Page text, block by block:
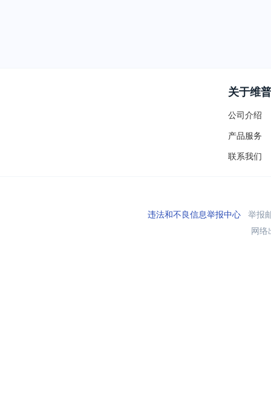
关于维普
公司介绍
产品服务
联系我们
违法和不良信息举报中心举报
网